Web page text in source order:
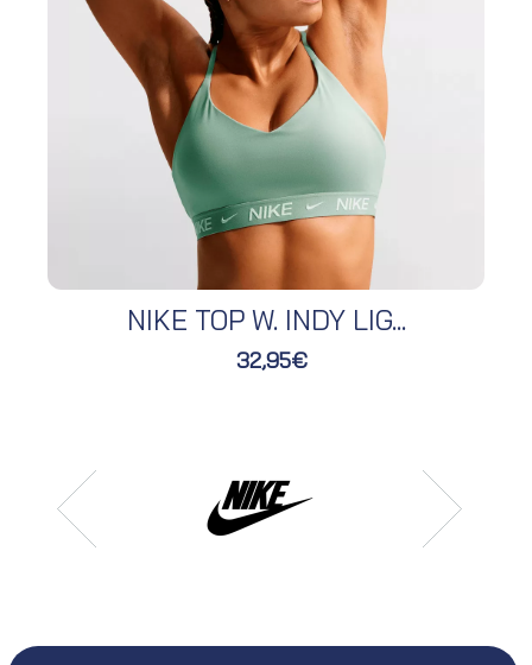
NIKE TOP W. INDY LIG...
32,95€